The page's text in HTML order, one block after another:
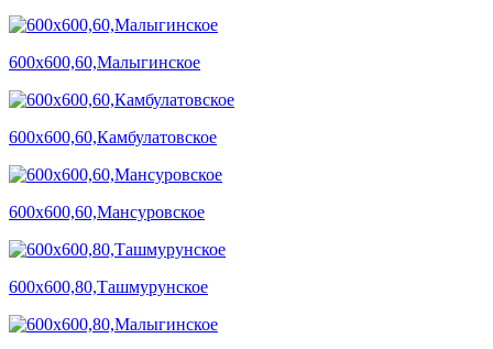
600х600,60,Малыгинское
600х600,60,Камбулатовское
600х600,60,Мансуровское
600х600,80,Ташмурунское